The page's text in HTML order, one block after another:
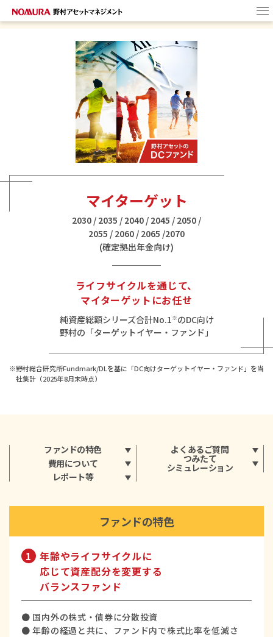
DCファンド
ターゲットイヤー・ファンドとは
商品選びのヒント
マイターゲット
2030 / 2035 / 2040 / 2045 / 2050 /
2055 / 2060 / 2065 /2070
(確定拠出年金向け)
ライフサイクルを通じて、
マイターゲットにお任せ
純資産総額シリーズ合計No.1※のDC向け
野村の「ターゲットイヤー・ファンド」
※野村総合研究所Fundmark/DLを基に「DC向けターゲットイヤー・ファンド」を当
社集計（2025年8月末時点）
ファンドの特色
よくあるご質問
費用について
つみたて
シミュレーション
レポート等
ファンドの特色
1
年齢やライフサイクルに
応じて資産配分を変更する
バランスファンド
● 国内外の株式・債券に分散投資
● 年齢の経過と共に、ファンド内で株式比率を低減さ